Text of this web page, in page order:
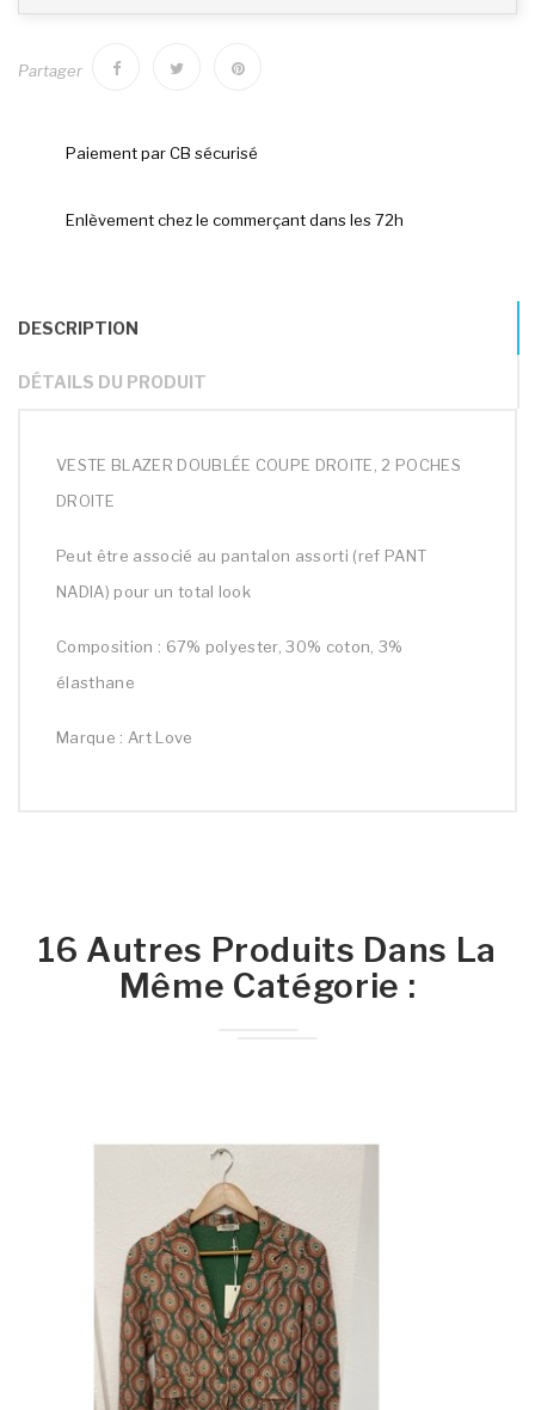
Partager
Paiement par CB sécurisé
Enlèvement chez le commerçant dans les 72h
DESCRIPTION
DÉTAILS DU PRODUIT
VESTE BLAZER DOUBLÉE COUPE DROITE, 2 POCHES
DROITE
Peut être associé au pantalon assorti (ref PANT
NADIA) pour un total look
Composition : 67% polyester, 30% coton, 3%
élasthane
Marque : Art Love
16 Autres Produits Dans La
Même Catégorie :